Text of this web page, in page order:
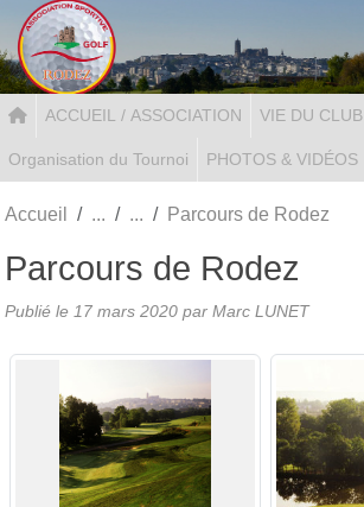
ACCUEIL / ASSOCIATION VIE DU CLUB
Organisation du Tournoi PHOTOS & VIDÉOS
Accueil Parcours de Rodez
Parcours de Rodez
Publié le 17 mars 2020 par Marc LUNET
Panneau de gestion des cookies